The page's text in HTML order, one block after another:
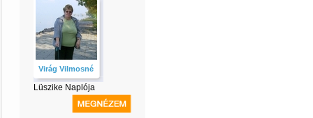
Virág Vilmosné
Lüszike Naplója